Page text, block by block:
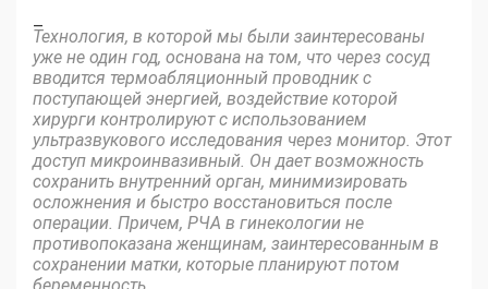
–
Технология, в которой мы были заинтересованы
уже не один год, основана на том, что через сосуд
вводится термоабляционный проводник с
поступающей энергией, воздействие которой
хирурги контролируют с использованием
ультразвукового исследования через монитор. Этот
доступ микроинвазивный. Он дает возможность
сохранить внутренний орган, минимизировать
осложнения и быстро восстановиться после
операции. Причем, РЧА в гинекологии не
противопоказана женщинам, заинтересованным в
сохранении матки, которые планируют потом